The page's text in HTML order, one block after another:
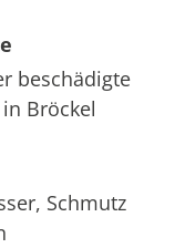
beschädigte
Bröckel
Schmutz